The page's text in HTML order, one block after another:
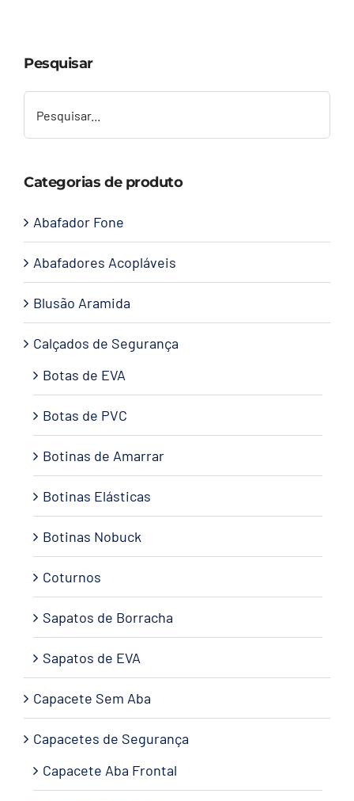
Contato
Pesquisar
Categorias de produto
Abafador Fone
Abafadores Acopláveis
Blusão Aramida
Calçados de Segurança
Botas de EVA
Botas de PVC
Botinas de Amarrar
Botinas Elásticas
Botinas Nobuck
Coturnos
Sapatos de Borracha
Sapatos de EVA
Capacete Sem Aba
Capacetes de Segurança
Capacete Aba Frontal